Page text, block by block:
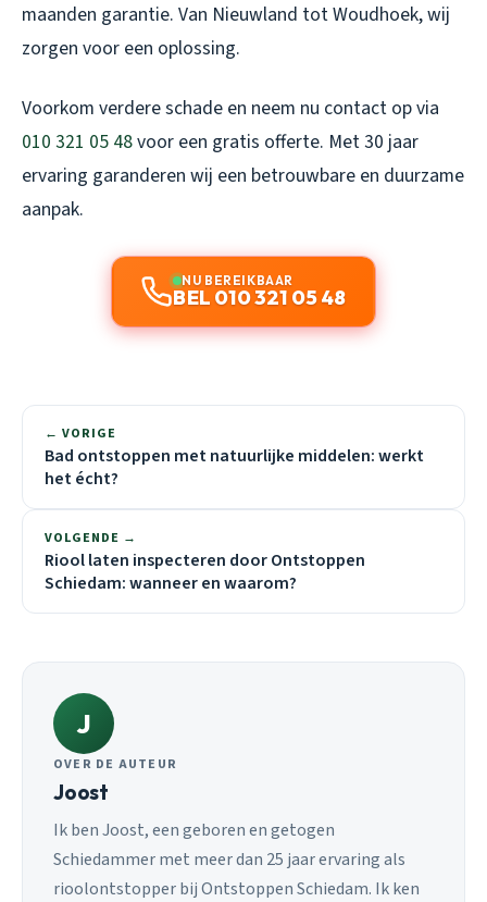
maanden garantie. Van Nieuwland tot Woudhoek, wij
zorgen voor een oplossing.
Voorkom verdere schade en neem nu contact op via
010 321 05 48voor een gratis offerte. Met 30 jaar
ervaring garanderen wij een betrouwbare en duurzame
aanpak.
NU BEREIKBAAR
BEL 010 321 05 48
← VORIGE
Bad ontstoppen met natuurlijke middelen: werkt
het écht?
VOLGENDE →
Riool laten inspecteren door Ontstoppen
Schiedam: wanneer en waarom?
J
OVER DE AUTEUR
Joost
Ik ben Joost, een geboren en getogen
Schiedammer met meer dan 25 jaar ervaring als
rioolontstopper bij Ontstoppen Schiedam. Ik ken